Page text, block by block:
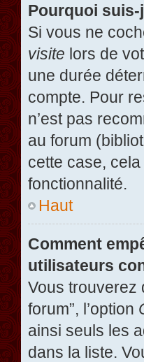
Pourquoi
Si vous ne
visite lors de
une durée
compte. Pour
n’est pas
au forum
cette case,
fonctionnalité.
Haut
Comment
utilisateurs
Vous trouverez
forum”, l’option
ainsi seuls les
dans la liste.